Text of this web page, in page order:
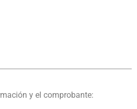
y el comprobante: